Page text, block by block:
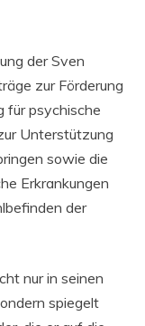
der Sven
zur Förderung
für psychische
Unterstützung
sowie die
Erkrankungen
der
nur in seinen
spiegelt